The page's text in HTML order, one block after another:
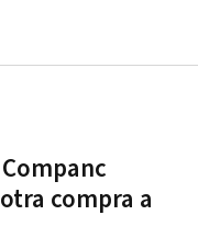
compra a